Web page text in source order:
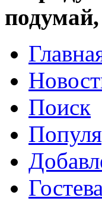
Поиск